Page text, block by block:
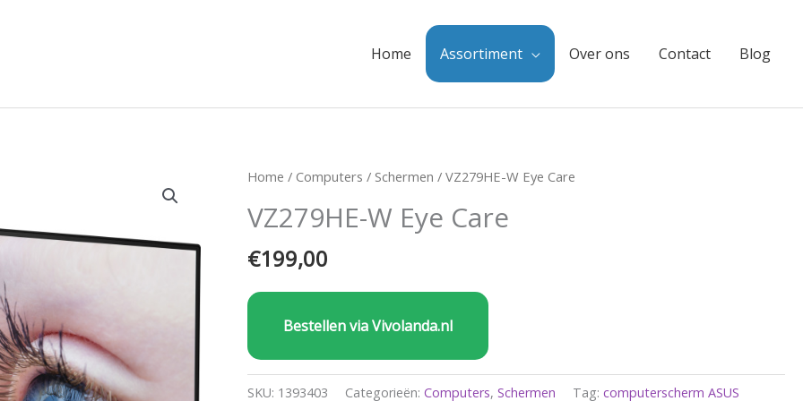
Home Assortiment Over ons Contact Blog
Home / Computers / Schermen / VZ279HE-W Eye Care
VZ279HE-W Eye Care
€199,00
Bestellen via Vivolanda.nl
SKU: 1393403 Categorieën:Computers,Schermen Tag:computerscherm ASUS